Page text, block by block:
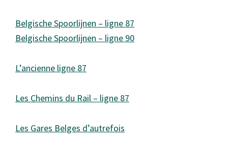
Belgische Spoorlijnen – ligne 87
Belgische Spoorlijnen – ligne 90
L’ancienne ligne 87
Les Chemins du Rail – ligne 87
Les Gares Belges d’autrefois